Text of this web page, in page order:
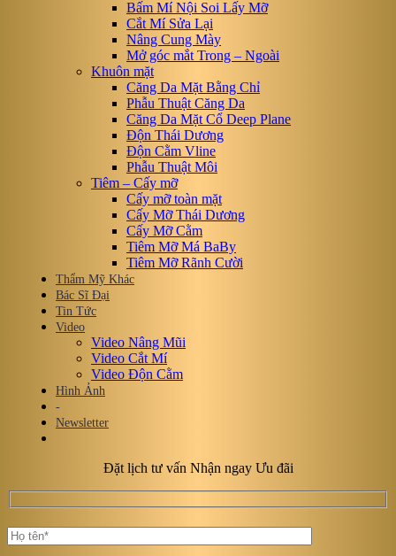
Bấm Mí Nội Soi Lấy Mỡ
Cắt Mí Sửa Lại
Nâng Cung Mày
Mở góc mắt Trong – Ngoài
Khuôn mặt
Căng Da Mặt Bằng Chỉ
Phẫu Thuật Căng Da
Căng Da Mặt Cổ Deep Plane
Độn Thái Dương
Độn Cằm Vline
Phẫu Thuật Môi
Tiêm – Cấy mỡ
Cấy mỡ toàn mặt
Cấy Mỡ Thái Dương
Cấy Mỡ Cằm
Tiêm Mỡ Má BaBy
Tiêm Mỡ Rãnh Cười
Thẩm Mỹ Khác
Bác Sĩ Đại
Tin Tức
Video
Video Nâng Mũi
Video Cắt Mí
Video Độn Cằm
Hình Ảnh
-
Newsletter
Đặt lịch tư vấn Nhận ngay Ưu đãi